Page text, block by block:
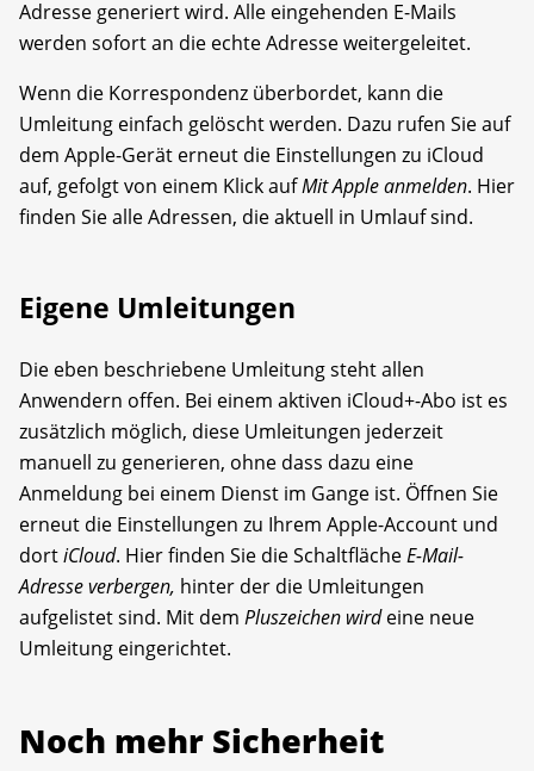
Adresse generiert wird. Alle eingehenden E-Mails
werden sofort an die echte Adresse weitergeleitet.
Wenn die Korrespondenz überbordet, kann die
Umleitung einfach gelöscht werden. Dazu rufen Sie auf
dem Apple-Gerät erneut die Einstellungen zu iCloud
auf, gefolgt von einem Klick aufMit Apple anmelden. Hier
finden Sie alle Adressen, die aktuell in Umlauf sind.
Eigene Umleitungen
Die eben beschriebene Umleitung steht allen
Anwendern offen. Bei einem aktiven iCloud+-Abo ist es
zusätzlich möglich, diese Umleitungen jederzeit
manuell zu generieren, ohne dass dazu eine
Anmeldung bei einem Dienst im Gange ist. Öffnen Sie
erneut die Einstellungen zu Ihrem Apple-Account und
dortiCloud. Hier finden Sie die SchaltflächeE-Mail­-
Adresse verbergen, hinter der die Umleitungen
aufgelistet sind. Mit dem Pluszeichen wirdeine neue
Umleitung eingerichtet.
Noch mehr Sicherheit